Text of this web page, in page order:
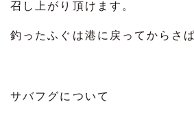
召し上がり頂けます。
釣ったふぐは港に戻ってからさ
サバフグについて